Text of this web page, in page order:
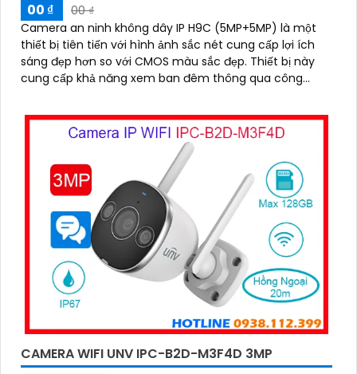
00 ₫
00 ₫
Camera an ninh không dây IP H9C (5MP+5MP) là một
thiết bị tiên tiến với hình ảnh sắc nét cung cấp lợi ích
sáng đẹp hơn so với CMOS màu sắc đẹp. Thiết bị này
cung cấp khả năng xem ban đêm thông qua công
CAMERA WIFI UNV IPC-B2D-M3F4D 3MP